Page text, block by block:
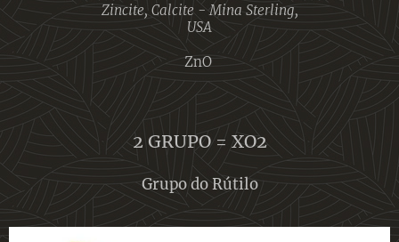
Zincite, Calcite - Mina Sterling,
USA
ZnO
2 GRUPO = XO2
Grupo do Rútilo